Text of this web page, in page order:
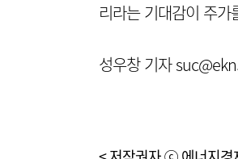
리라는 기대감이 주
성우창 기자